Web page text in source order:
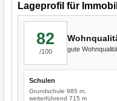
Lageprofil für
82
/100 gute
Schulen
Grundschule 985 m,
weiterführend 715 m